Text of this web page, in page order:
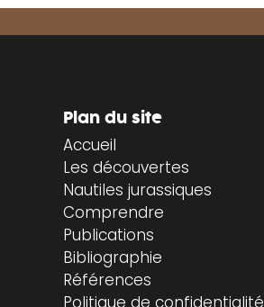
Plan du site
Accueil
Les découvertes
Nautiles jurassiques
Comprendre
Publications
Bibliographie
Références